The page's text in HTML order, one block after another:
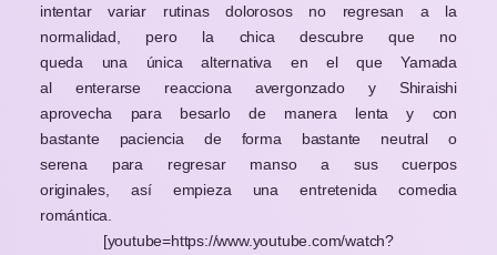
intentar variar rutinas dolorosos no regresan a la
normalidad, pero la chica descubre que no
queda una única alternativa en el que Yamada
al enterarse reacciona avergonzado y Shiraishi
aprovecha para besarlo de manera lenta y con
bastante paciencia de forma bastante neutral o
serena para regresar manso a sus cuerpos
originales, así empieza una entretenida comedia
romántica.
[youtube=https://www.youtube.com/watch?